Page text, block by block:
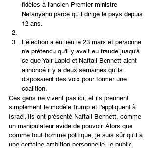
fidèles à l'ancien Premier ministre
Netanyahu parce qu'il dirige le pays depuis
12 ans.
L'élection a eu lieu le 23 mars et personne
n'a prétendu qu'il y avait eu fraude jusqu'à
ce que Yair Lapid et Naftali Bennett aient
annoncé il y a deux semaines qu'ils
disposaient des voix pour former une
coalition.
Ces gens ne vivent pas ici, et ils prennent
simplement le modèle Trump et l'appliquent à
Israël. Ils ont présenté Naftali Bennett, comme
un manipulateur avide de pouvoir. Alors que
comme tout homme politique, je suis sûr qu'il a
une certaine ambition personnelle, le public